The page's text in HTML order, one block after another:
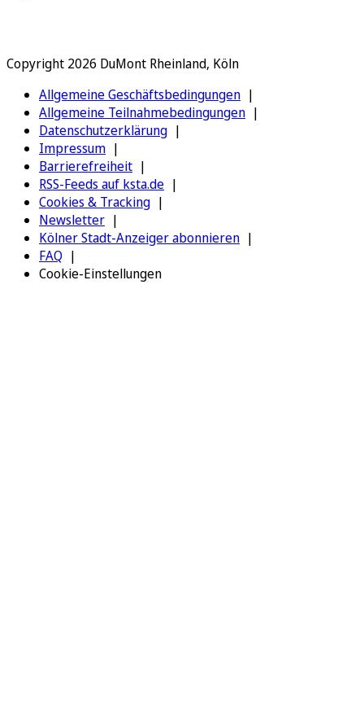
Copyright 2026 DuMont Rheinland, Köln
Allgemeine Geschäftsbedingungen
Allgemeine Teilnahmebedingungen
Datenschutzerklärung
Impressum
Barrierefreiheit
RSS-Feeds auf ksta.de
Cookies & Tracking
Newsletter
Kölner Stadt-Anzeiger abonnieren
FAQ
Cookie-Einstellungen